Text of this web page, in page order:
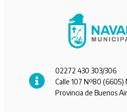
02272 430 303/306
Calle 107 Nº80 (6605)
Provincia de Buenos